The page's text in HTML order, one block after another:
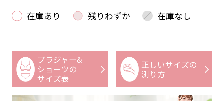
在庫あり 残りわずか 在庫なし
ブラジャー&
ショーツの
サイズ表
正しいサイズの
測り方